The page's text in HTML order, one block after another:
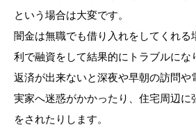
という場合は大変です。
闇金は無職でも借り入れをしてくれる
利で融資をして結果的にトラブルにな
返済が出来ないと深夜や早朝の訪問や
実家へ迷惑がかかったり、住宅周辺に
をされたりします。